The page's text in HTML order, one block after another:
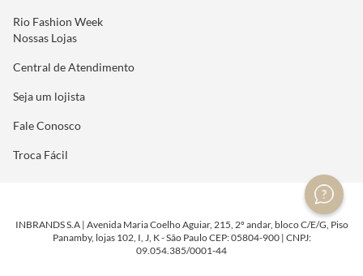
Rio Fashion Week
Nossas Lojas
Central de Atendimento
Seja um lojista
Fale Conosco
Troca Fácil
INBRANDS S.A | Avenida Maria Coelho Aguiar, 215, 2º andar, bloco C/E/G, Piso
Panamby, lojas 102, I, J, K - São Paulo CEP: 05804-900 | CNPJ:
09.054.385/0001-44